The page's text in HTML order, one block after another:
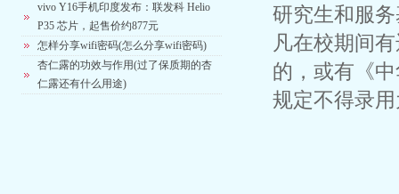
vivo Y16手机印度发布：联发科 Helio
P35 芯片，起售价约877元
怎样分享wifi密码(怎么分享wifi密码)
杏仁露的功效与作用(过了保质期的杏
仁露还有什么用途)
研究生和服
凡在校期间
的，或有《
规定不得录